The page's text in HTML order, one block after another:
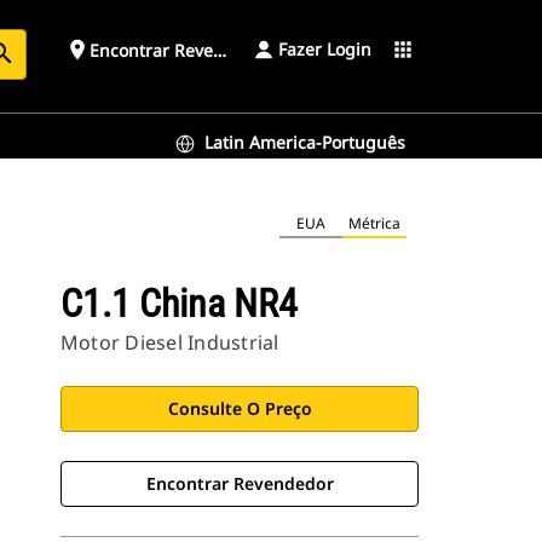
place Encontrar Revendedor Fazer Login apps
Latin America-Português
EUA Métrica
C1.1 China NR4
Motor Diesel Industrial
Consulte O Preço
Encontrar Revendedor